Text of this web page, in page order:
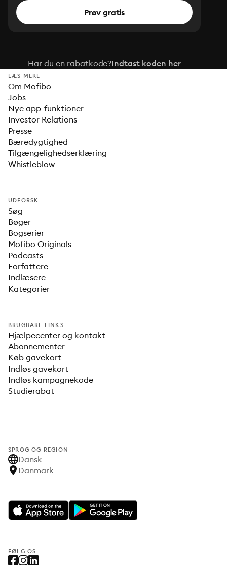
Prøv gratis
Har du en rabatkode?Indtast koden her
LÆS MERE
Om Mofibo
Jobs
Nye app-funktioner
Investor Relations
Presse
Bæredygtighed
Tilgængelighedserklæring
Whistleblow
UDFORSK
Søg
Bøger
Bogserier
Mofibo Originals
Podcasts
Forfattere
Indlæsere
Kategorier
BRUGBARE LINKS
Hjælpecenter og kontakt
Abonnementer
Køb gavekort
Indløs gavekort
Indløs kampagnekode
Studierabat
SPROG OG REGION
Dansk
Danmark
FØLG OS